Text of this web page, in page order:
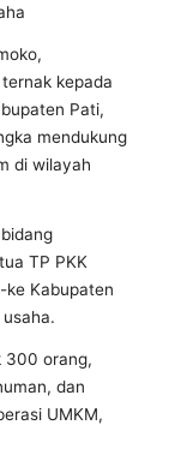
kepada
Pati,
mendukung
di wilayah
TP PKK
ke Kabupaten
300 orang,
dan
UMKM,